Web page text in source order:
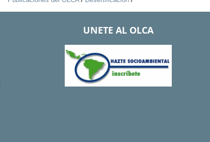
UNETE AL OLCA